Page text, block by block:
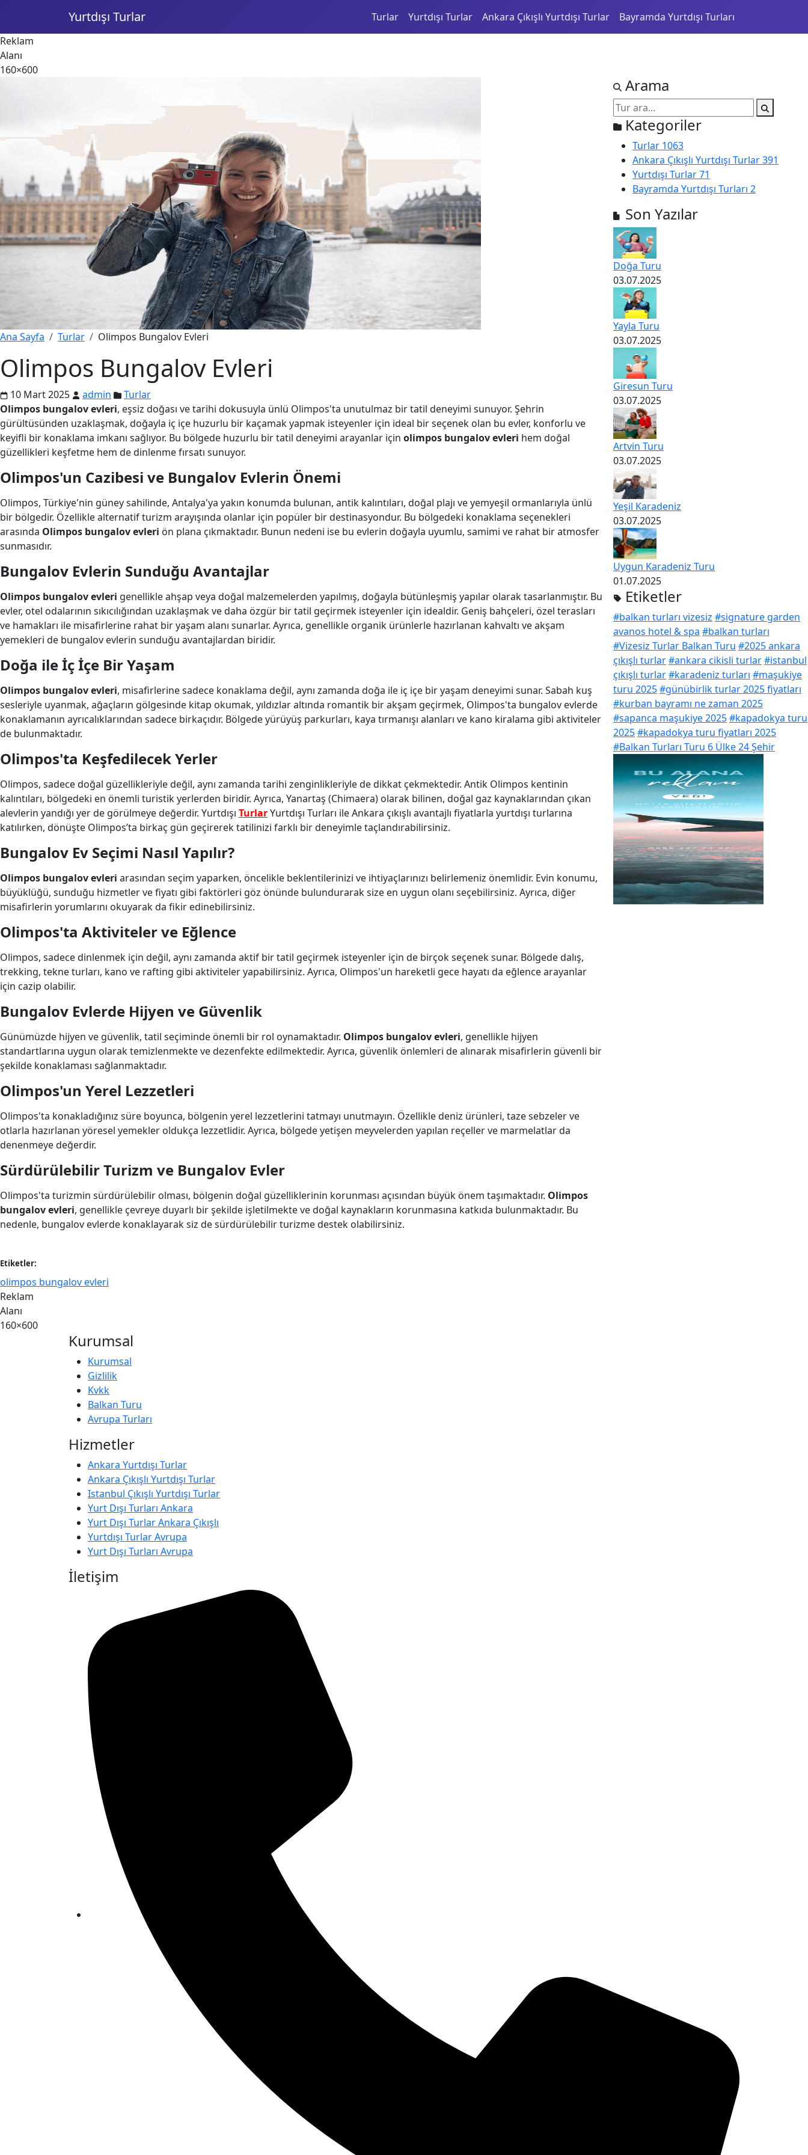
Yurtdışı Turlar Turlar Yurtdışı Turlar Ankara Çıkışlı Yurtdışı Turlar
Bayramda Yurtdışı Turları
Reklam
Alanı
160×600
Ana Sayfa Turlar Olimpos Bungalov Evleri
Olimpos Bungalov Evleri
10 Mart 2025 admin
Turlar
Olimpos bungalov evleri, eşsiz doğası ve tarihi dokusuyla ünlü Olimpos'ta unutulmaz bir tatil deneyimi sunuyor. Şehrin
gürültüsünden uzaklaşmak, doğayla iç içe huzurlu bir kaçamak yapmak isteyenler için ideal bir seçenek olan bu evler, konforlu ve
keyifli bir konaklama imkanı sağlıyor. Bu bölgede huzurlu bir tatil deneyimi arayanlar için olimpos bungalov evleri hem doğal
güzellikleri keşfetme hem de dinlenme fırsatı sunuyor.
Olimpos'un Cazibesi ve Bungalov Evlerin Önemi
Olimpos, Türkiye'nin güney sahilinde, Antalya'ya yakın konumda bulunan, antik kalıntıları, doğal plajı ve yemyeşil ormanlarıyla ünlü
bir bölgedir. Özellikle alternatif turizm arayışında olanlar için popüler bir destinasyondur. Bu bölgedeki konaklama seçenekleri
arasında Olimpos bungalov evleri ön plana çıkmaktadır. Bunun nedeni ise bu evlerin doğayla uyumlu, samimi ve rahat bir atmosfer
sunmasıdır.
Bungalov Evlerin Sunduğu Avantajlar
Olimpos bungalov evleri genellikle ahşap veya doğal malzemelerden yapılmış, doğayla bütünleşmiş yapılar olarak tasarlanmıştır. Bu
evler, otel odalarının sıkıcılığından uzaklaşmak ve daha özgür bir tatil geçirmek isteyenler için idealdir. Geniş bahçeleri, özel terasları
ve hamakları ile misafirlerine rahat bir yaşam alanı sunarlar. Ayrıca, genellikle organik ürünlerle hazırlanan kahvaltı ve akşam
yemekleri de bungalov evlerin sunduğu avantajlardan biridir.
Doğa ile İç İçe Bir Yaşam
Olimpos bungalov evleri, misafirlerine sadece konaklama değil, aynı zamanda doğa ile iç içe bir yaşam deneyimi sunar. Sabah kuş
sesleriyle uyanmak, ağaçların gölgesinde kitap okumak, yıldızlar altında romantik bir akşam geçirmek, Olimpos'ta bungalov evlerde
konaklamanın ayrıcalıklarından sadece birkaçıdır. Bölgede yürüyüş parkurları, kaya tırmanışı alanları ve kano kiralama gibi aktiviteler
de bulunmaktadır.
Olimpos'ta Keşfedilecek Yerler
Olimpos, sadece doğal güzellikleriyle değil, aynı zamanda tarihi zenginlikleriyle de dikkat çekmektedir. Antik Olimpos kentinin
kalıntıları, bölgedeki en önemli turistik yerlerden biridir. Ayrıca, Yanartaş (Chimaera) olarak bilinen, doğal gaz kaynaklarından çıkan
alevlerin yandığı yer de görülmeye değerdir. Yurtdışı TurlarYurtdışı Turları ile Ankara çıkışlı avantajlı fiyatlarla yurtdışı turlarına
katılırken, dönüşte Olimpos’ta birkaç gün geçirerek tatilinizi farklı bir deneyimle taçlandırabilirsiniz.
Bungalov Ev Seçimi Nasıl Yapılır?
Olimpos bungalov evleri arasından seçim yaparken, öncelikle beklentilerinizi ve ihtiyaçlarınızı belirlemeniz önemlidir. Evin konumu,
büyüklüğü, sunduğu hizmetler ve fiyatı gibi faktörleri göz önünde bulundurarak size en uygun olanı seçebilirsiniz. Ayrıca, diğer
misafirlerin yorumlarını okuyarak da fikir edinebilirsiniz.
Olimpos'ta Aktiviteler ve Eğlence
Olimpos, sadece dinlenmek için değil, aynı zamanda aktif bir tatil geçirmek isteyenler için de birçok seçenek sunar. Bölgede dalış,
trekking, tekne turları, kano ve rafting gibi aktiviteler yapabilirsiniz. Ayrıca, Olimpos'un hareketli gece hayatı da eğlence arayanlar
için cazip olabilir.
Bungalov Evlerde Hijyen ve Güvenlik
Günümüzde hijyen ve güvenlik, tatil seçiminde önemli bir rol oynamaktadır. Olimpos bungalov evleri, genellikle hijyen
standartlarına uygun olarak temizlenmekte ve dezenfekte edilmektedir. Ayrıca, güvenlik önlemleri de alınarak misafirlerin güvenli bir
şekilde konaklaması sağlanmaktadır.
Olimpos'un Yerel Lezzetleri
Olimpos'ta konakladığınız süre boyunca, bölgenin yerel lezzetlerini tatmayı unutmayın. Özellikle deniz ürünleri, taze sebzeler ve
otlarla hazırlanan yöresel yemekler oldukça lezzetlidir. Ayrıca, bölgede yetişen meyvelerden yapılan reçeller ve marmelatlar da
denenmeye değerdir.
Sürdürülebilir Turizm ve Bungalov Evler
Olimpos'ta turizmin sürdürülebilir olması, bölgenin doğal güzelliklerinin korunması açısından büyük önem taşımaktadır. Olimpos
bungalov evleri, genellikle çevreye duyarlı bir şekilde işletilmekte ve doğal kaynakların korunmasına katkıda bulunmaktadır. Bu
nedenle, bungalov evlerde konaklayarak siz de sürdürülebilir turizme destek olabilirsiniz.
Etiketler:
olimpos bungalov evleri
Arama
Kategoriler
Turlar 1063
Ankara Çıkışlı Yurtdışı Turlar391
Yurtdışı Turlar71
Bayramda Yurtdışı Turları 2
Son Yazılar
Doğa Turu
03.07.2025
Yayla Turu
03.07.2025
Giresun Turu
03.07.2025
Artvin Turu
03.07.2025
Yeşil Karadeniz
03.07.2025
Uygun Karadeniz Turu
01.07.2025
Etiketler
#balkan turları vizesiz #signature garden
avanos hotel & spa #balkan turları
#Vizesiz Turlar Balkan Turu #2025 ankara
çıkışlı turlar#ankara cikisli turlar#istanbul
çıkışlı turlar#karadeniz turları #maşukiye
turu 2025#günübirlik turlar 2025 fiyatları
#kurban bayramı ne zaman 2025
#sapanca maşukiye 2025#kapadokya turu
2025#kapadokya turu fiyatları 2025
#Balkan Turları Turu 6 Ülke 24 Şehir
Reklam
Alanı
160×600
Kurumsal
Kurumsal
Gizlilik
Kvkk
Balkan Turu
Avrupa Turları
Hizmetler
Ankara Yurtdışı Turlar
Ankara Çıkışlı Yurtdışı Turlar
Istanbul Çıkışlı Yurtdışı Turlar
Yurt Dışı Turları Ankara
Yurt Dışı Turlar Ankara Çıkışlı
Yurtdışı Turlar Avrupa
Yurt Dışı Turları Avrupa
İletişim